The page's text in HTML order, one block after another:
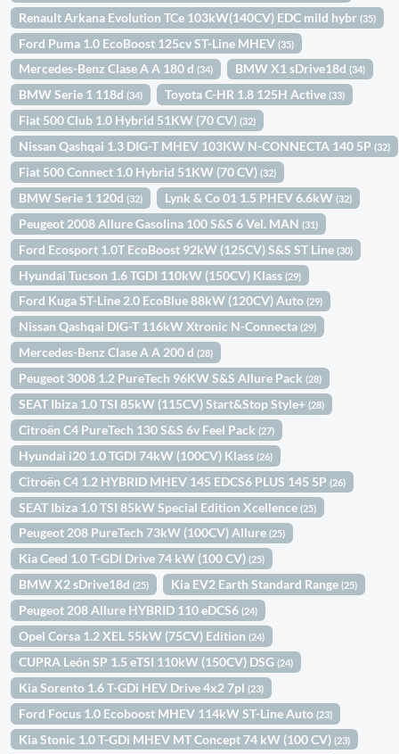
Renault Arkana Evolution TCe 103kW(140CV) EDC mild hybr(35)
Ford Puma 1.0 EcoBoost 125cv ST-Line MHEV(35)
Mercedes-Benz Clase A A 180 d(34) BMW X1 sDrive18d(34)
BMW Serie 1 118d(34) Toyota C-HR 1.8 125H Active(33)
Fiat 500 Club 1.0 Hybrid 51KW (70 CV)(32)
Nissan Qashqai 1.3 DIG-T MHEV 103KW N-CONNECTA 140 5P(32)
Fiat 500 Connect 1.0 Hybrid 51KW (70 CV)(32)
BMW Serie 1 120d(32) Lynk & Co 01 1.5 PHEV 6.6kW(32)
Peugeot 2008 Allure Gasolina 100 S&S 6 Vel. MAN(31)
Ford Ecosport 1.0T EcoBoost 92kW (125CV) S&S ST Line(30)
Hyundai Tucson 1.6 TGDI 110kW (150CV) Klass(29)
Ford Kuga ST-Line 2.0 EcoBlue 88kW (120CV) Auto(29)
Nissan Qashqai DIG-T 116kW Xtronic N-Connecta(29)
Mercedes-Benz Clase A A 200 d(28)
Peugeot 3008 1.2 PureTech 96KW S&S Allure Pack(28)
SEAT Ibiza 1.0 TSI 85kW (115CV) Start&Stop Style+(28)
Citroën C4 PureTech 130 S&S 6v Feel Pack(27)
Hyundai i20 1.0 TGDI 74kW (100CV) Klass(26)
Citroën C4 1.2 HYBRID MHEV 145 EDCS6 PLUS 145 5P(26)
SEAT Ibiza 1.0 TSI 85kW Special Edition Xcellence(25)
Peugeot 208 PureTech 73kW (100CV) Allure(25)
Kia Ceed 1.0 T-GDI Drive 74 kW (100 CV)(25)
BMW X2 sDrive18d(25) Kia EV2 Earth Standard Range(25)
Peugeot 208 Allure HYBRID 110 eDCS6(24)
Opel Corsa 1.2 XEL 55kW (75CV) Edition(24)
CUPRA León SP 1.5 eTSI 110kW (150CV) DSG(24)
Kia Sorento 1.6 T-GDi HEV Drive 4x2 7pl(23)
Ford Focus 1.0 Ecoboost MHEV 114kW ST-Line Auto(23)
Kia Stonic 1.0 T-GDi MHEV MT Concept 74 kW (100 CV)(23)